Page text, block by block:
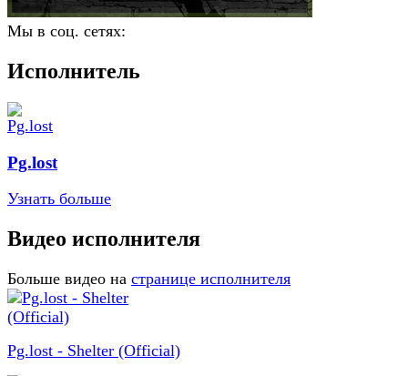
Мы в соц. сетях:
Исполнитель
Pg.lost
Узнать больше
Видео исполнителя
Больше видео на странице исполнителя
Pg.lost - Shelter (Official)